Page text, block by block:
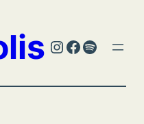
Instagram
Facebook
Spotify